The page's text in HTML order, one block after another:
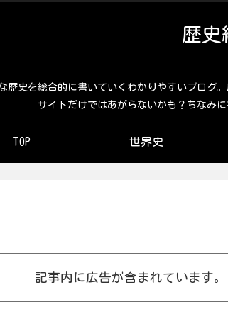
歴史
歴史を総合的に書いていくわかりやすいブロ
サイトだけではあがらないかも？ちなみ
TOP 世界史
記事内に広告が含まれています。